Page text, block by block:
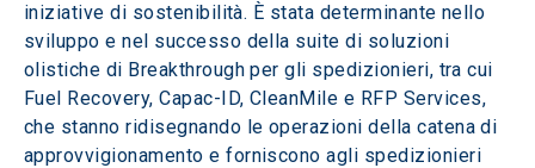
iniziative di sostenibilità. È stata determinante nello
sviluppo e nel successo della suite di soluzioni
olistiche di Breakthrough per gli spedizionieri, tra cui
Fuel Recovery, Capac-ID, CleanMile e RFP Services,
che stanno ridisegnando le operazioni della catena di
approvvigionamento e forniscono agli spedizionieri